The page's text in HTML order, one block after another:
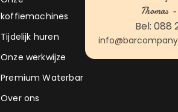
koffiemachines
Tijdelijk huren
Onze werkwijze
Premium Waterbar
Over ons
Thomas
Bel: 088